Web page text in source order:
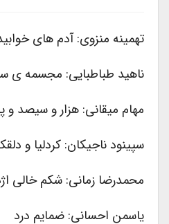
تهمینه منزوی: آدم های
ناهید طباطبایی: مجسمه ی
مهام میقانی: هزار و سیصد و
سپینود ناجیکان: کردلیا و
محمدرضا زمانی: شکم خالی
یاسمن احسانی: ضمایم درد